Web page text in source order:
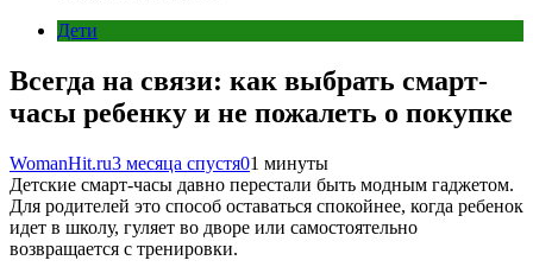
Дети
Всегда на связи: как выбрать смарт-
часы ребенку и не пожалеть о покупке
WomanHit.ru3 месяца спустя01 минуты
Детские смарт-часы давно перестали быть модным гаджетом.
Для родителей это способ оставаться спокойнее, когда ребенок
идет в школу, гуляет во дворе или самостоятельно
возвращается с тренировки.